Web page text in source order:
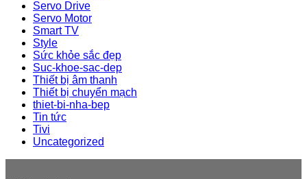
Servo Drive
Servo Motor
Smart TV
Style
Sức khỏe sắc đẹp
Suc-khoe-sac-dep
Thiết bị âm thanh
Thiết bị chuyển mạch
thiet-bi-nha-bep
Tin tức
Tivi
Uncategorized